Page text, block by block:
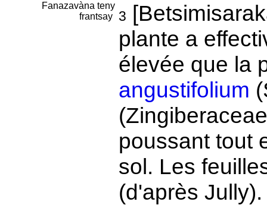
Fanazavàna teny
frantsay
3
plante a
élevée que la
angustifolium
poussant tout
sol. Les
(d'après